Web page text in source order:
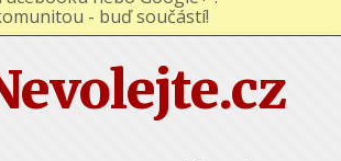
nebo Google+ !
- buď součástí!